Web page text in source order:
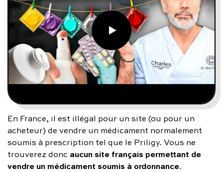
En France, il est illégal pour un site (ou pour un
acheteur) de vendre un médicament normalement
soumis à prescription tel que le Priligy. Vous ne
trouverez donc aucun site français permettant de
vendre un médicament soumis à ordonnance.